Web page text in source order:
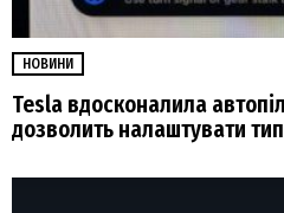
НОВИНИ
Tesla вдосконалила
дозволить налаштувати